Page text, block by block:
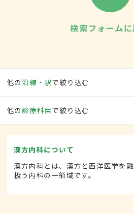
検索フォーム
他の沿線・駅で絞り込む
他の 診療科目で絞り込む
漢方内科について
漢方内科とは、漢方と西洋医学を
扱う内科の一領域です。